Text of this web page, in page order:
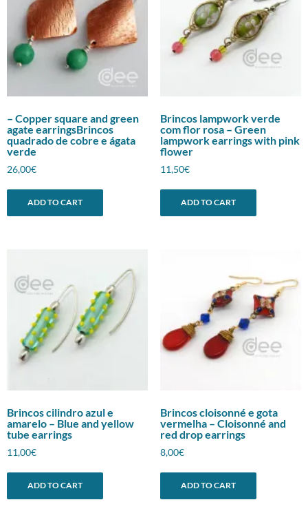
– Copper square and green
agate earringsBrincos
quadrado de cobre e ágata
verde
26,00€
ADD TO CART
Brincos lampwork verde
com flor rosa – Green
lampwork earrings with pink
flower
11,50€
ADD TO CART
Brincos cilindro azul e
amarelo – Blue and yellow
tube earrings
11,00€
ADD TO CART
Brincos cloisonné e gota
vermelha – Cloisonné and
red drop earrings
8,00€
ADD TO CART